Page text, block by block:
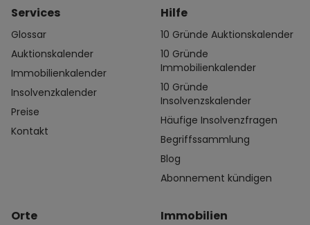
Services
Glossar
Auktionskalender
Immobilienkalender
Insolvenzkalender
Preise
Kontakt
Hilfe
10 Gründe Auktionskalender
10 Gründe
Immobilienkalender
10 Gründe
Insolvenzskalender
Häufige Insolvenzfragen
Begriffssammlung
Blog
Abonnement kündigen
Orte Immobilien